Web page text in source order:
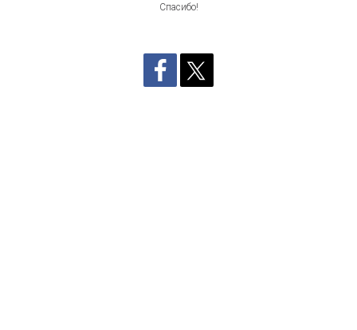
Спасибо!